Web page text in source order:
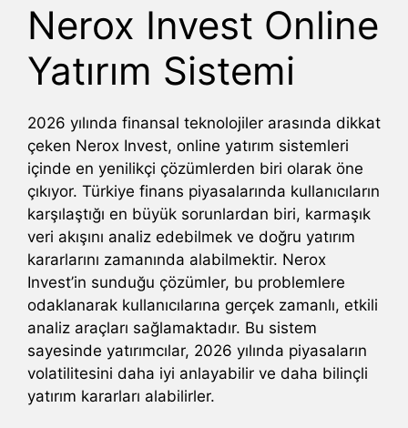
Nerox Invest Online
Yatırım Sistemi
2026 yılında finansal teknolojiler arasında dikkat
çeken Nerox Invest, online yatırım sistemleri
içinde en yenilikçi çözümlerden biri olarak öne
çıkıyor. Türkiye finans piyasalarında kullanıcıların
karşılaştığı en büyük sorunlardan biri, karmaşık
veri akışını analiz edebilmek ve doğru yatırım
kararlarını zamanında alabilmektir. Nerox
Invest’in sunduğu çözümler, bu problemlere
odaklanarak kullanıcılarına gerçek zamanlı, etkili
analiz araçları sağlamaktadır. Bu sistem
sayesinde yatırımcılar, 2026 yılında piyasaların
volatilitesini daha iyi anlayabilir ve daha bilinçli
yatırım kararları alabilirler.